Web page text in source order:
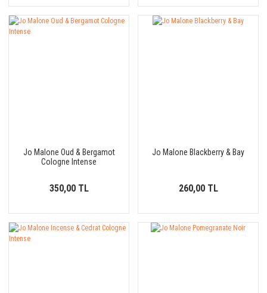
Jo Malone Oud & Bergamot
Cologne Intense
350,00 TL
Jo Malone Blackberry & Bay
260,00 TL